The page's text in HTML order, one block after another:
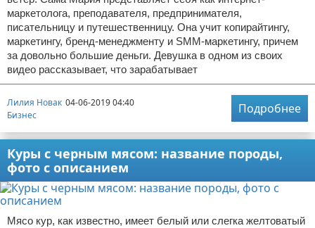
маркетолога, преподавателя, предпринимателя,
писательницу и путешественницу. Она учит копирайтингу,
маркетингу, бренд-менеджменту и SMM-маркетингу, причем
за довольно большие деньги. Девушка в одном из своих
видео рассказывает, что зарабатывает
Лилия Новак 04-06-2019 04:40
Бизнес
Подробнее
Куры с черным мясом: название породы,
фото с описанием
Мясо кур, как известно, имеет белый или слегка желтоватый